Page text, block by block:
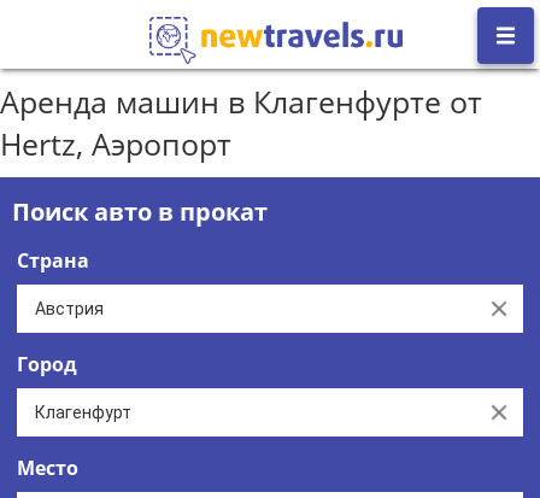
Аренда машин в Клагенфурте от
Hertz, Аэропорт
Поиск авто в прокат
Страна
Clear
Город
Clear
Место